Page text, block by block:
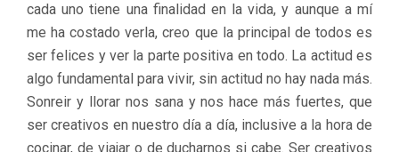
cada uno tiene una finalidad en la vida, y aunque a mí
me ha costado verla, creo que la principal de todos es
ser felices y ver la parte positiva en todo. La actitud es
algo fundamental para vivir, sin actitud no hay nada más.
Sonreir y llorar nos sana y nos hace más fuertes, que
ser creativos en nuestro día a día, inclusive a la hora de
cocinar, de viajar o de ducharnos si cabe. Ser creativos